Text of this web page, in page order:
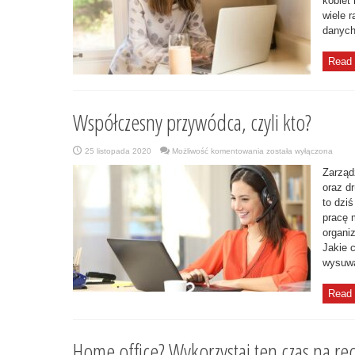
wiele
Współczesny przywódca, czyli kto?
25 listopada 2020 Możliwość komentowania Współczesny
czyli
kto?
została wyłączona
oraz
to dziś
pracę
Jakie